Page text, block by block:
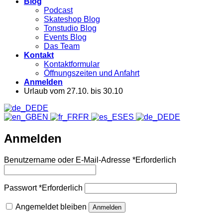
Podcast
Skateshop Blog
Tonstudio Blog
Events Blog
Das Team
Kontakt
Kontaktformular
Öffnungszeiten und Anfahrt
Anmelden
Urlaub vom 27.10. bis 30.10
DE
EN
FR ES DE
Anmelden
Benutzername oder E-Mail-Adresse *Erforderlich
Passwort*Erforderlich
Angemeldet bleiben Anmelden